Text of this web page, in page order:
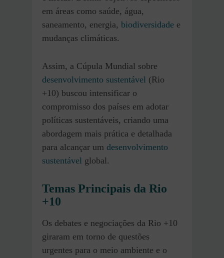
em áreas como saúde, água,
saneamento, energia, biodiversidade e
mudanças climáticas.
Assim, a Cúpula Mundial sobre
desenvolvimento sustentável (Rio
+10) buscou intensificar o
compromisso dos países em adotar
políticas sustentáveis, criando uma
abordagem mais prática e detalhada
para alcançar um desenvolvimento
sustentável global.
Temas Principais da Rio
+10
Os debates e negociações da Rio +10
giraram em torno de questões
urgentes para o meio ambiente e o